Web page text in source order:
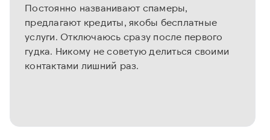
Постоянно названивают спамеры,
предлагают кредиты, якобы бесплатные
услуги. Отключаюсь сразу после первого
гудка. Никому не советую делиться своими
контактами лишний раз.